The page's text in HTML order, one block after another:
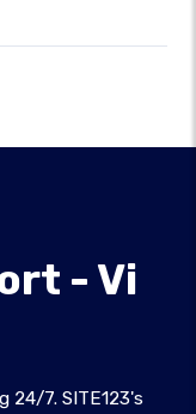
- Vi
24/7. SITE123's